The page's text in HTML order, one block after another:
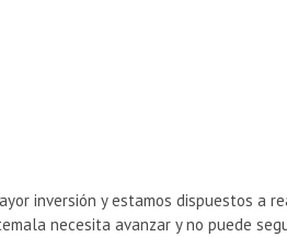
inversión y estamos dispuestos a
necesita avanzar y no puede